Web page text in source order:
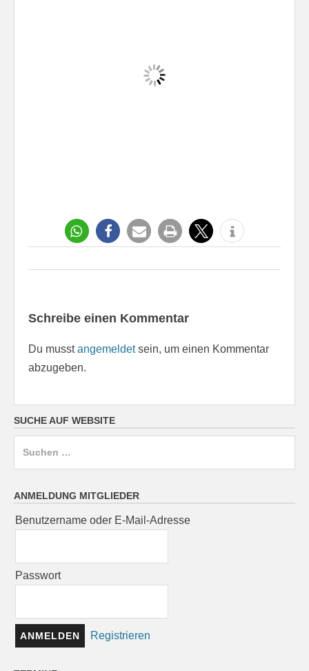
Schreibe einen Kommentar
Du musstangemeldetsein, um einen Kommentar
abzugeben.
SUCHE AUF WEBSITE
ANMELDUNG MITGLIEDER
Benutzername oder E-Mail-Adresse
Passwort
Registrieren